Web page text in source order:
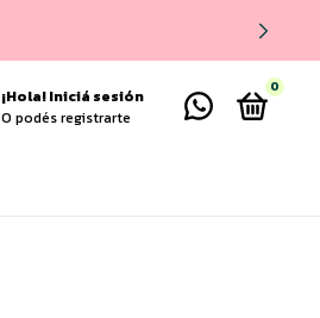
¡Hola!Iniciá sesión
O podés registrarte
0